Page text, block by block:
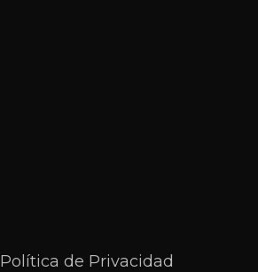
Política de Privacidad